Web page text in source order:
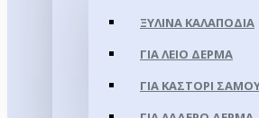
ΞΎΛΙΝΑ ΚΑΛΑΠΌΔΙΑ
ΓΙΑ ΛΕΊΟ ΔΈΡΜΑ
ΓΙΑ ΚΑΣΤΌΡΙ